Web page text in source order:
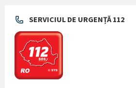
SERVICIUL DE URGENȚĂ 112